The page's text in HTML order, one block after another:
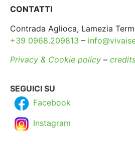
CONTATTI
Contrada Aglioca, Lamezia
+39 0968.209813 –
Privacy & Cookie policy –
SEGUICI SU
Facebook
Instagram